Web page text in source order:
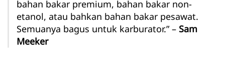
bahan bakar premium, bahan bakar non-
etanol, atau bahkan bahan bakar pesawat.
Semuanya bagus untuk karburator.” – Sam
Meeker